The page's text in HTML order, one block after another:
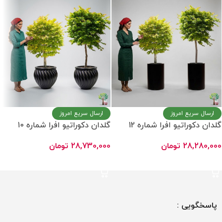
ارسال سریع امروز
گلدان دکوراتیو افرا شماره 12
28,280,000 تومان
ارسال سریع امروز
گلدان دکوراتیو افرا شماره 10
28,730,000 تومان
پاسخگویی :